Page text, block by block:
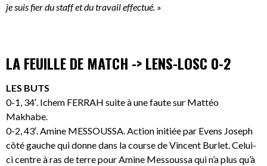
je suis fier du staff et du travail effectué. »
LA FEUILLE DE MATCH -> LENS-LOSC 0-2
LES BUTS
0-1, 34′. Ichem FERRAH suite à une faute sur Mattéo
Makhabe.
0-2, 43′. Amine MESSOUSSA. Action initiée par Evens Joseph
côté gauche qui donne dans la course de Vincent Burlet. Celui-
ci centre à ras de terre pour Amine Messoussa qui n’a plus qu’à